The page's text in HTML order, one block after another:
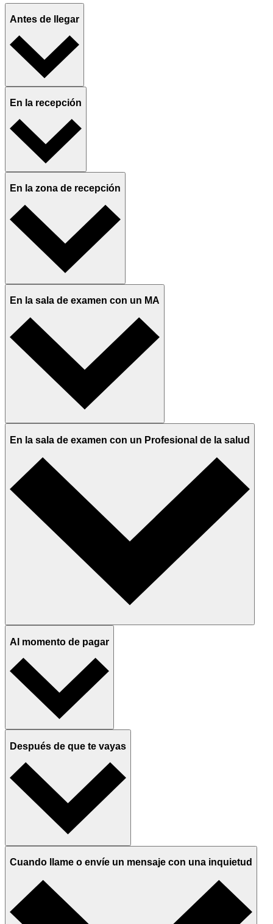
Antes de llegar
En la recepción
En la zona de recepción
En la sala de examen con un MA
En la sala de examen con un Profesional de la salud
Al momento de pagar
Después de que te vayas
Cuando llame o envíe un mensaje con una inquietud